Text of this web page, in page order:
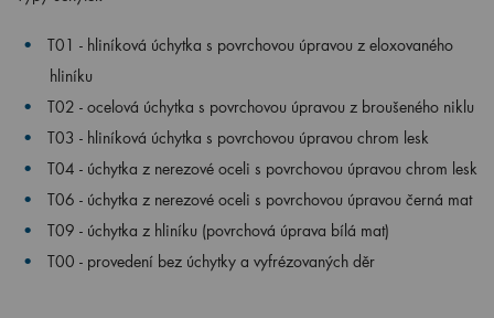
T01 - hliníková úchytka s povrchovou úpravou z eloxovaného
hliníku
T02 - ocelová úchytka s povrchovou úpravou z broušeného niklu
T03 - hliníková úchytka s povrchovou úpravou chrom lesk
T04 - úchytka z nerezové oceli s povrchovou úpravou chrom lesk
T06 - úchytka z nerezové oceli s povrchovou úpravou černá mat
T09 - úchytka z hliníku (povrchová úprava bílá mat)
T00 - provedení bez úchytky a vyfrézovaných děr